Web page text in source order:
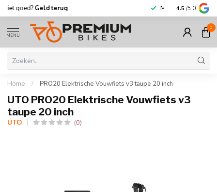
Meer dan30.000 Korting tot
4.5 /5.0
MENU
0
Home / PRO20 Elektrische Vouwfiets v3 taupe 20 inch
UTO PRO20 Elektrische Vouwfiets v3
taupe 20 inch
UTO (0)